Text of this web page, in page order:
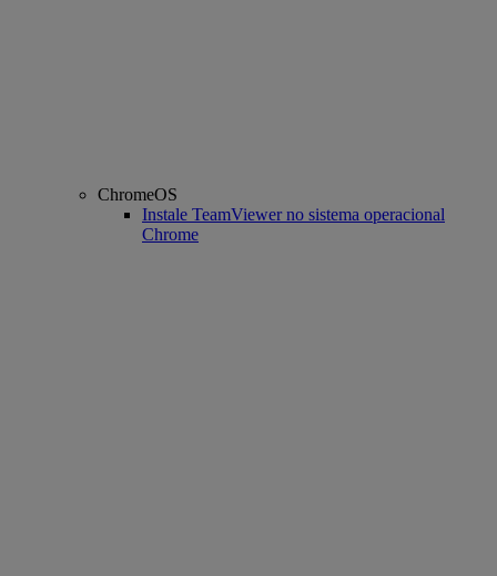
ChromeOS
Instale TeamViewer no sistema operacional
Chrome